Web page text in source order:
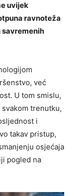
uvijek
ravnoteža
već
U tom smislu,
trenutku,
i
takav pristup,
osjećaja
pogled na